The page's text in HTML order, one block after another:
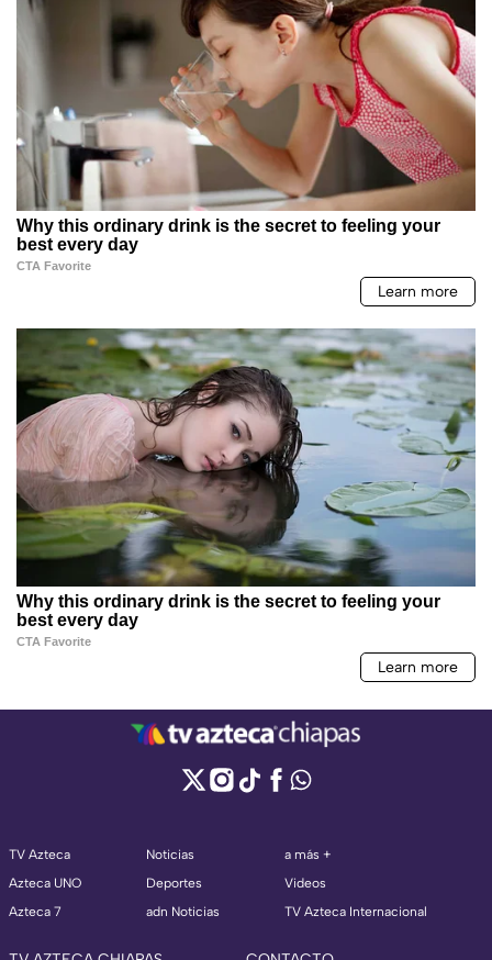
TV Azteca
Azteca UNO
Azteca 7
Noticias
Deportes
adn Noticias
a más +
Videos
TV Azteca Internacional